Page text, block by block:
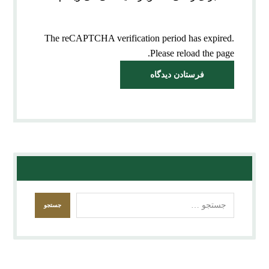
The reCAPTCHA verification period has expired.
Please reload the page.